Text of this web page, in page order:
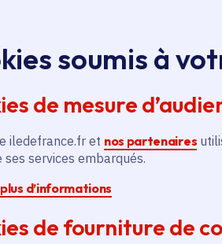
soumis à
de mesure
iledefrance.fr et nos partenaires
ses services embarqués.
d’informations
de fourniture de
Île-de-France
de
Territoire